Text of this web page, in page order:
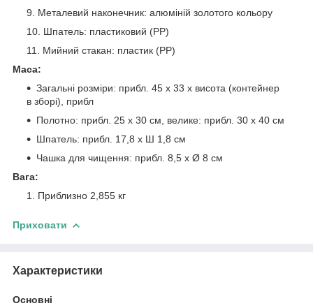
Металевий наконечник: алюміній золотого кольору
Шпатель: пластиковий (PP)
Мийний стакан: пластик (PP)
Маса:
Загальні розміри: прибл. 45 х 33 х висота (контейнер
в зборі), прибл
Полотно: прибл. 25 х 30 см, велике: прибл. 30 х 40 см
Шпатель: прибл. 17,8 х Ш 1,8 см
Чашка для чищення: прибл. 8,5 x Ø 8 см
Вага:
Приблизно 2,855 кг
Приховати
Характеристики
Основні